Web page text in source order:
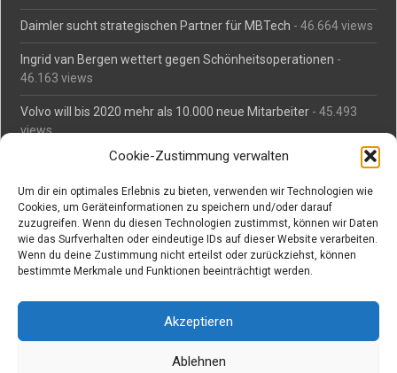
Cookie-Zustimmung verwalten
Um dir ein optimales Erlebnis zu bieten, verwenden wir Technologien wie
Cookies, um Geräteinformationen zu speichern und/oder darauf
zuzugreifen. Wenn du diesen Technologien zustimmst, können wir Daten
wie das Surfverhalten oder eindeutige IDs auf dieser Website verarbeiten.
Wenn du deine Zustimmung nicht erteilst oder zurückziehst, können
bestimmte Merkmale und Funktionen beeinträchtigt werden.
Akzeptieren
Ablehnen
Daimler sucht strategischen Partner für MBTech - 46.664 views
Ingrid van Bergen wettert gegen Schönheitsoperationen -
46.163 views
Volvo will bis 2020 mehr als 10.000 neue Mitarbeiter - 45.493
views
Mäßiges Interesse an Daimlers MBtech- 44.716 views
O-Ton: Wer muss Schaden für abgedriftete Silvesterraketen
zahlen? - 42.379 views
Kollegengespräch: Urteile zum Grillen- 42.066 views
Suchen bei Vorabs